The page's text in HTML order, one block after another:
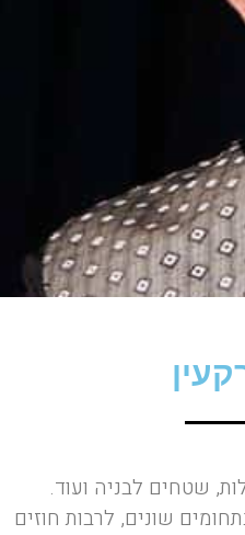
שטחים לבניה ועוד.
שונים, לרבות חוזים